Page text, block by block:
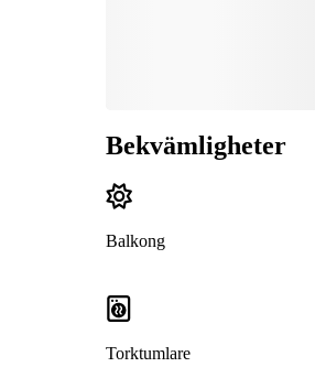
Bekvämligheter
Balkong
Torktumlare